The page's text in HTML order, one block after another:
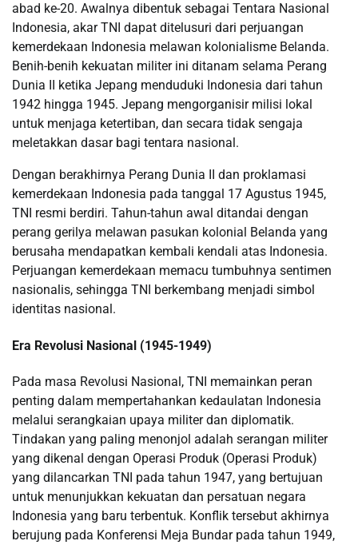
abad ke-20. Awalnya dibentuk sebagai Tentara Nasional
Indonesia, akar TNI dapat ditelusuri dari perjuangan
kemerdekaan Indonesia melawan kolonialisme Belanda.
Benih-benih kekuatan militer ini ditanam selama Perang
Dunia II ketika Jepang menduduki Indonesia dari tahun
1942 hingga 1945. Jepang mengorganisir milisi lokal
untuk menjaga ketertiban, dan secara tidak sengaja
meletakkan dasar bagi tentara nasional.
Dengan berakhirnya Perang Dunia II dan proklamasi
kemerdekaan Indonesia pada tanggal 17 Agustus 1945,
TNI resmi berdiri. Tahun-tahun awal ditandai dengan
perang gerilya melawan pasukan kolonial Belanda yang
berusaha mendapatkan kembali kendali atas Indonesia.
Perjuangan kemerdekaan memacu tumbuhnya sentimen
nasionalis, sehingga TNI berkembang menjadi simbol
identitas nasional.
Era Revolusi Nasional (1945-1949)
Pada masa Revolusi Nasional, TNI memainkan peran
penting dalam mempertahankan kedaulatan Indonesia
melalui serangkaian upaya militer dan diplomatik.
Tindakan yang paling menonjol adalah serangan militer
yang dikenal dengan Operasi Produk (Operasi Produk)
yang dilancarkan TNI pada tahun 1947, yang bertujuan
untuk menunjukkan kekuatan dan persatuan negara
Indonesia yang baru terbentuk. Konflik tersebut akhirnya
berujung pada Konferensi Meja Bundar pada tahun 1949,